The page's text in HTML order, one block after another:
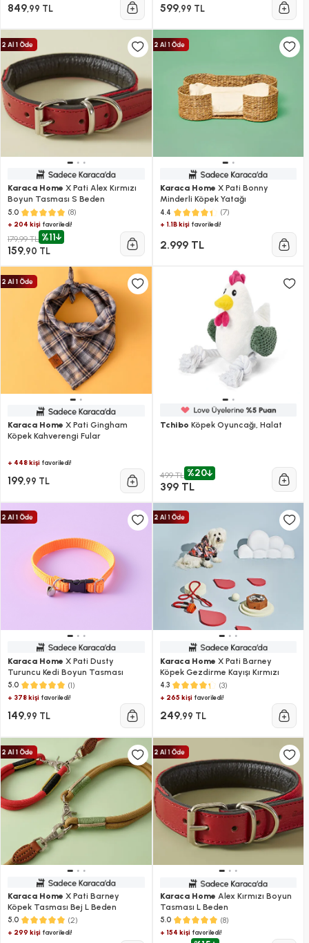
849,99 TL 599,99 TL
Karaca Home X Pati Alex Kırmızı
Boyun Tasması S Beden
5.0 (8)
+ 204 kişi favoriledi!
179,99 TL %11
159,90 TL
Karaca Home X Pati Bonny
Minderli Köpek Yatağı
4.4 (7)
+ 1.1B kişifavoriledi!
2.999 TL
Karaca Home X Pati Gingham
Köpek Kahverengi Fular
+ 448 kişi favoriledi!
199,99 TL
Tchibo Köpek Oyuncağı, Halat
499 TL %20
399 TL
Karaca Home X Pati Dusty
Turuncu Kedi Boyun Tasması
5.0 (1)
+ 378 kişi favoriledi!
149,99 TL
Karaca Home X Pati Barney
Köpek Gezdirme Kayışı Kırmızı
4.3 (3)
+ 265 kişifavoriledi!
249,99 TL
Karaca Home X Pati Barney
Köpek Tasması Bej L Beden
5.0 (2)
+ 299 kişi favoriledi!
Karaca Home Alex Kırmızı Boyun
Tasması L Beden
5.0 (8)
+ 154 kişifavoriledi!